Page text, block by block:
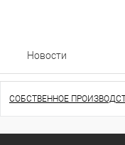
Новости
СОБСТВЕННОЕ